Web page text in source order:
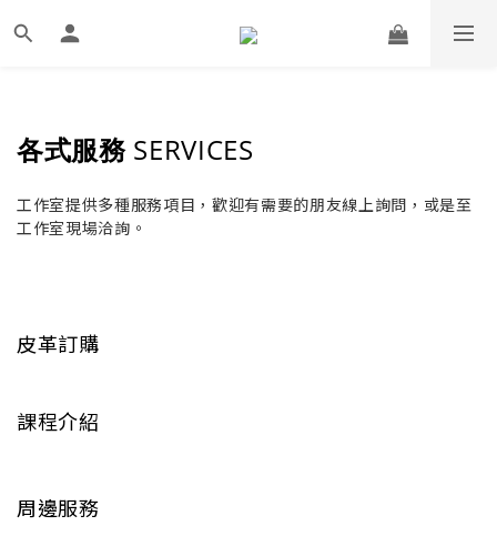
各式服務 SERVICES
工作室提供多種服務項目，歡迎有需要的朋友線上詢問，或是至
工作室現場洽詢。
皮革訂購
課程介紹
周邊服務